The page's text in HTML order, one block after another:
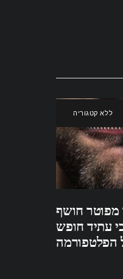
ללא קטגוריה
מפוטר חושף
עתיד חופש
הפלטפורמה